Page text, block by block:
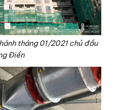
tháng 01/2021 chủ đầu
Điền